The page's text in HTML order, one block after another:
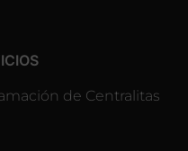
de Centralitas